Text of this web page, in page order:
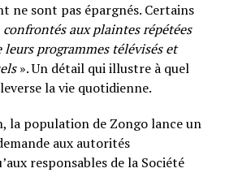
ne sont pas épargnés. Certains
confrontés aux plaintes répétées
leurs programmes télévisés et
». Un détail qui illustre à quel
la vie quotidienne.
la population de Zongo lance un
aux autorités
responsables de la Société